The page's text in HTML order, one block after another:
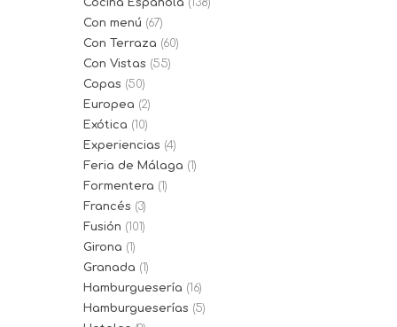
Cocina Española (138)
Con menú (67)
Con Terraza (60)
Con Vistas (55)
Copas (50)
Europea (2)
Exótica (10)
Experiencias (4)
Feria de Málaga (1)
Formentera (1)
Francés (3)
Fusión (101)
Girona (1)
Granada (1)
Hamburguesería (16)
Hamburgueserías (5)